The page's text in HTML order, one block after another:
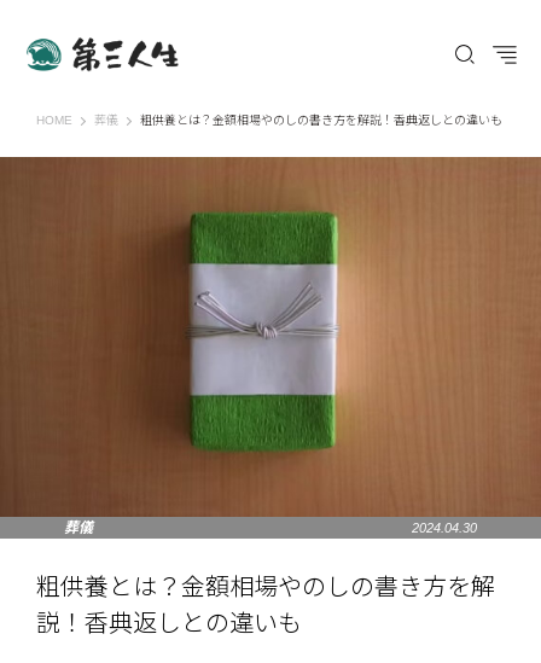
HOME 第三人生 〜寄り道の歩き方〜
葬儀 粗供養とは？金額相場やのしの書き方を解説！香典返しとの違いも
葬儀 2024.04.30
粗供養とは？金額相場やのしの書き方を解
説！香典返しとの違いも